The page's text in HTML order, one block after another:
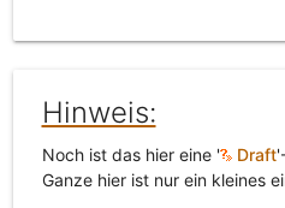
Hinweis:
Noch ist das hier eine ' Draft
Ganze hier ist nur ein kleines